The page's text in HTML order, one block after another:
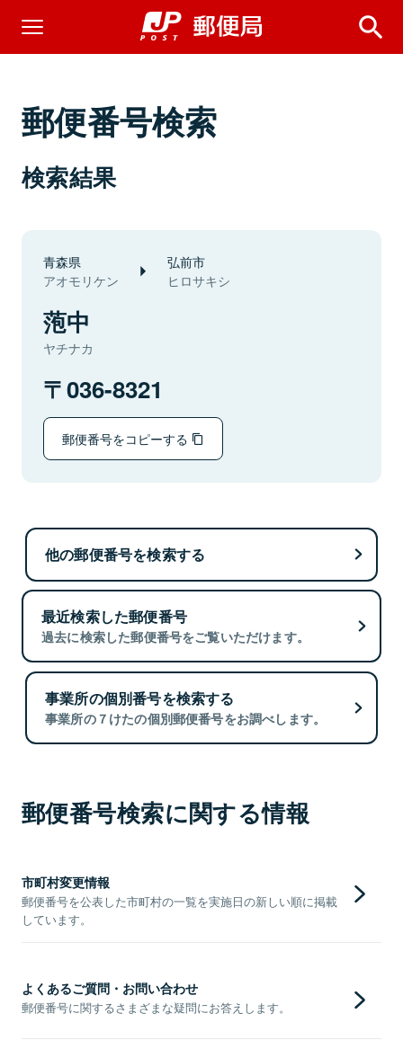
郵便番号検索
検索結果
青森県
アオモリケン
弘前市
ヒロサキシ
萢中
ヤチナカ
036-8321
郵便番号をコピーする
他の郵便番号を検索する
最近検索した郵便番号
過去に検索した郵便番号をご覧いただけます。
事業所の個別番号を検索する
事業所の７けたの個別郵便番号をお調べします。
郵便番号検索に関する情報
市町村変更情報
郵便番号を公表した市町村の一覧を実施日の新しい順に掲載
しています。
よくあるご質問・お問い合わせ
郵便番号に関するさまざまな疑問にお答えします。